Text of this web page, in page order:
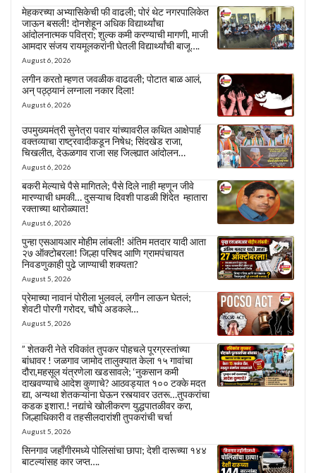
मेहकरच्या अभ्यासिकेची फी वाढली; पोरं थेट नगरपालिकेत
जाऊन बसली! दोनशेहून अधिक विद्यार्थ्यांचा
आंदोलनात्मक पवित्रा; शुल्क कमी करण्याची मागणी, माजी
आमदार संजय रायमूलकरांनी घेतली विद्यार्थ्यांची बाजू….
August 6, 2026
लगीन करतो म्हणत जवळीक वाढवली; पोटात बाळ आलं,
अन् पठ्ठ्यानं लग्नाला नकार दिला!
August 6, 2026
उपमुख्यमंत्री सुनेत्रा पवार यांच्यावरील कथित आक्षेपार्ह
वक्तव्याचा राष्ट्रवादीकडून निषेध; सिंदखेड राजा,
चिखलीत, देऊळगाव राजा सह जिल्ह्यात आंदोलन…
August 6, 2026
बकरी मेल्याचे पैसे मागितले; पैसे दिले नाही म्हणून जीवे
मारण्याची धमकी… दुसऱ्याच दिवशी पाडळी शिंदेत म्हातारा
रक्ताच्या थारोळ्यात!
August 6, 2026
पुन्हा एसआयआर मोहीम लांबली! अंतिम मतदार यादी आता
२७ ऑक्टोबरला! जिल्हा परिषद आणि ग्रामपंचायत
निवडणुकाही पुढे जाण्याची शक्यता?
August 5, 2026
प्रेमाच्या नावानं पोरीला भुलवलं, लगीन लाऊन घेतलं;
शेवटी पोरगी गरोदर, चौघे अडकले…
August 5, 2026
” शेतकरी नेते रविकांत तुपकर पोहचले पूरग्रस्तांच्या
बांधावर ! जळगाव जामोद तालुक्यात केला १५ गावांचा
दौरा,महसूल यंत्रणेला खडसावले; ‘नुकसान कमी
दाखवण्याचे आदेश कुणाचे? आठवड्यात १०० टक्के मदत
द्या, अन्यथा शेतकऱ्यांना घेऊन रस्त्यावर उतरू…तुपकरांचा
कडक इशारा.! नद्यांचे खोलीकरण युद्धपातळीवर करा,
जिल्हाधिकारी व तहसीलदारांशी तुपकरांची चर्चा
August 5, 2026
सिनगाव जहाँगीरमध्ये पोलिसांचा छापा; देशी दारूच्या १४४
बाटल्यांसह कार जप्त….